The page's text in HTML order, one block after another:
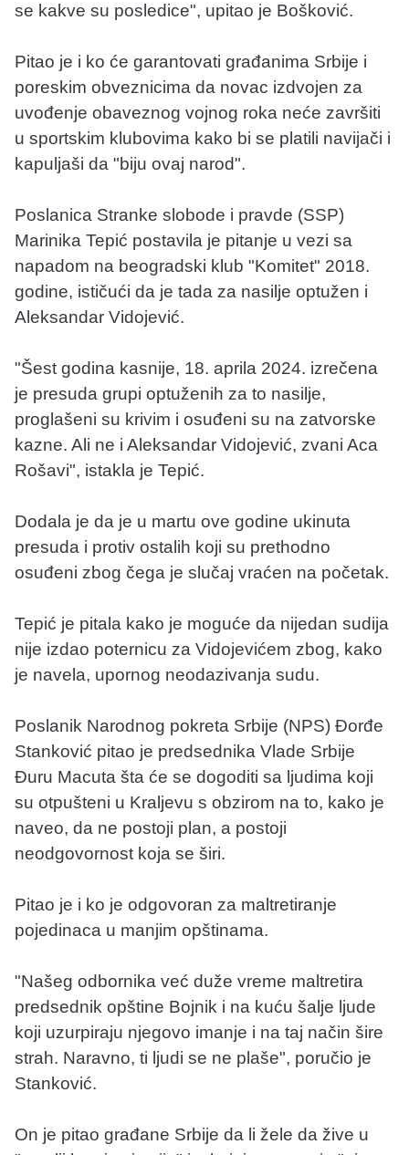
se kakve su posledice", upitao je Bošković.
Pitao je i ko će garantovati građanima Srbije i
poreskim obveznicima da novac izdvojen za
uvođenje obaveznog vojnog roka neće završiti
u sportskim klubovima kako bi se platili navijači i
kapuljaši da "biju ovaj narod".
Poslanica Stranke slobode i pravde (SSP)
Marinika Tepić postavila je pitanje u vezi sa
napadom na beogradski klub "Komitet" 2018.
godine, ističući da je tada za nasilje optužen i
Aleksandar Vidojević.
"Šest godina kasnije, 18. aprila 2024. izrečena
je presuda grupi optuženih za to nasilje,
proglašeni su krivim i osuđeni su na zatvorske
kazne. Ali ne i Aleksandar Vidojević, zvani Aca
Rošavi", istakla je Tepić.
Dodala je da je u martu ove godine ukinuta
presuda i protiv ostalih koji su prethodno
osuđeni zbog čega je slučaj vraćen na početak.
Tepić je pitala kako je moguće da nijedan sudija
nije izdao poternicu za Vidojevićem zbog, kako
je navela, upornog neodazivanja sudu.
Poslanik Narodnog pokreta Srbije (NPS) Đorđe
Stanković pitao je predsednika Vlade Srbije
Đuru Macuta šta će se dogoditi sa ljudima koji
su otpušteni u Kraljevu s obzirom na to, kako je
naveo, da ne postoji plan, a postoji
neodgovornost koja se širi.
Pitao je i ko je odgovoran za maltretiranje
pojedinaca u manjim opštinama.
"Našeg odbornika već duže vreme maltretira
predsednik opštine Bojnik i na kuću šalje ljude
koji uzurpiraju njegovo imanje i na taj način šire
strah. Naravno, ti ljudi se ne plaše", poručio je
Stanković.
On je pitao građane Srbije da li žele da žive u